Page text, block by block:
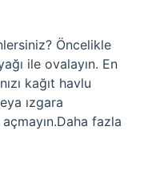
Öncelikle
ile ovalayın. En
kağıt havlu
ızgara
fazla